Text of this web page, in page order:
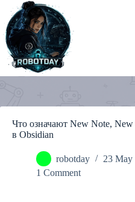
content
Что означают New Note, New
в Obsidian
robotday 23 May
1 Comment